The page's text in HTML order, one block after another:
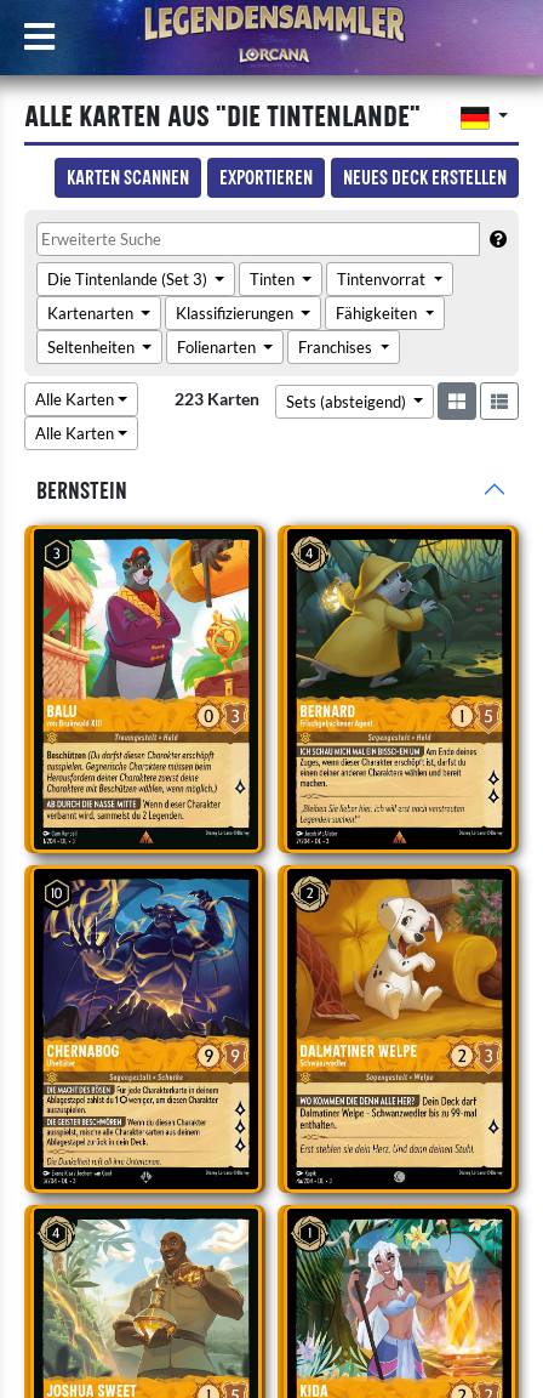
Alle Karten aus "Die Tintenlande"
Karten scannen Exportieren Neues Deck erstellen
Die Tintenlande (Set 3) Tinten
Tintenvorrat
Kartenarten
Klassifizierungen
Fähigkeiten
Seltenheiten
Folienarten Franchises
223 Karten Sets (absteigend)
Alle Karten
Alle Karten
Bernstein